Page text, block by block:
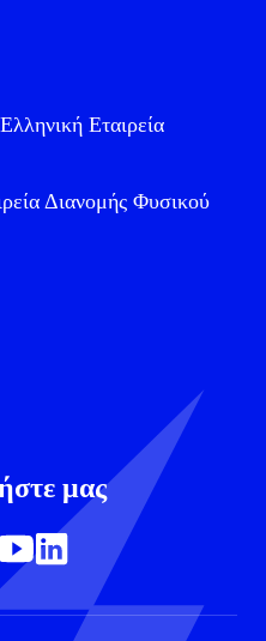
Εταιρεία
Διανομής Φυσικού
μας